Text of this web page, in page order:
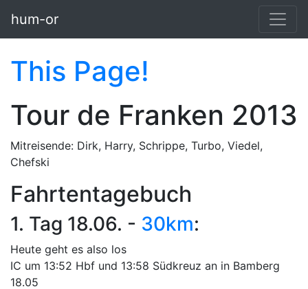
hum-or
This Page!
Tour de Franken 2013
Mitreisende: Dirk, Harry, Schrippe, Turbo, Viedel,
Chefski
Fahrtentagebuch
1. Tag 18.06. - 30km:
Heute geht es also los
IC um 13:52 Hbf und 13:58 Südkreuz an in Bamberg
18.05